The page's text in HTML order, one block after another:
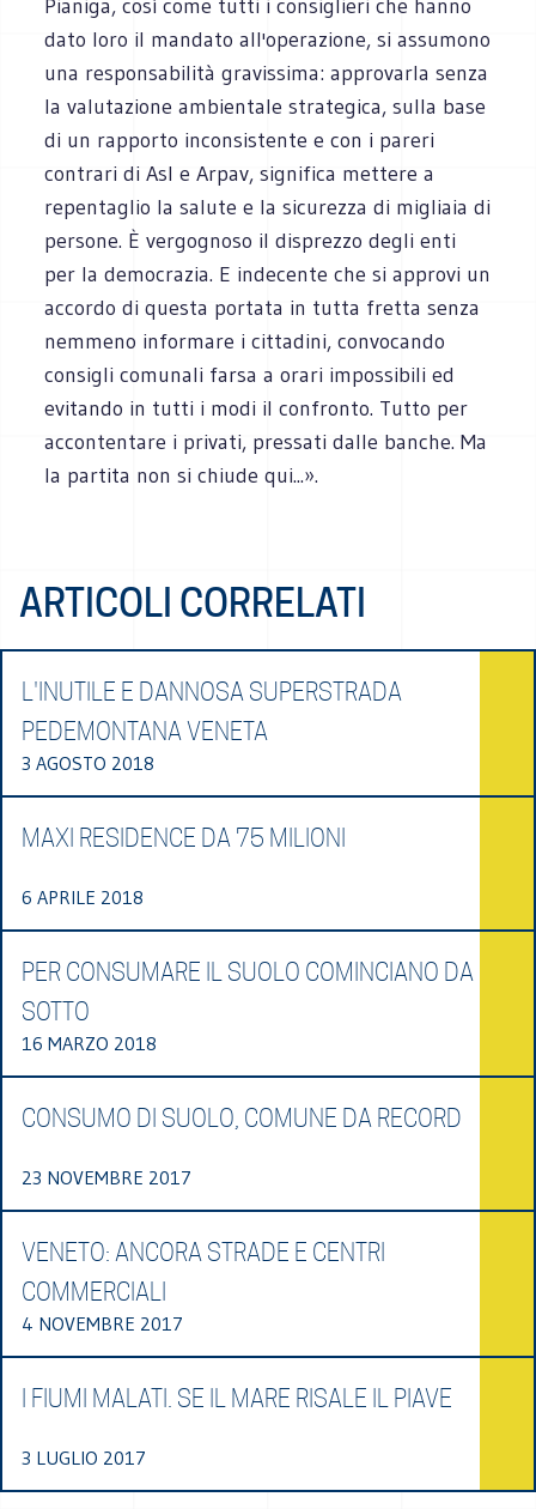
Pianiga, così come tutti i consiglieri che hanno
dato loro il mandato all'operazione, si assumono
una responsabilità gravissima: approvarla senza
la valutazione ambientale strategica, sulla base
di un rapporto inconsistente e con i pareri
contrari di Asl e Arpav, significa mettere a
repentaglio la salute e la sicurezza di migliaia di
persone. È vergognoso il disprezzo degli enti
per la democrazia. E indecente che si approvi un
accordo di questa portata in tutta fretta senza
nemmeno informare i cittadini, convocando
consigli comunali farsa a orari impossibili ed
evitando in tutti i modi il confronto. Tutto per
accontentare i privati, pressati dalle banche. Ma
la partita non si chiude qui...».
ARTICOLI CORRELATI
L'INUTILE E DANNOSA SUPERSTRADA
PEDEMONTANA VENETA
3 AGOSTO 2018
MAXI RESIDENCE DA 75 MILIONI
6 APRILE 2018
PER CONSUMARE IL SUOLO COMINCIANO DA
SOTTO
16 MARZO 2018
CONSUMO DI SUOLO, COMUNE DA RECORD
23 NOVEMBRE 2017
VENETO: ANCORA STRADE E CENTRI
COMMERCIALI
4 NOVEMBRE 2017
I FIUMI MALATI. SE IL MARE RISALE IL PIAVE
3 LUGLIO 2017